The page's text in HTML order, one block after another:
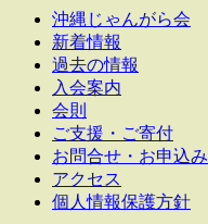
沖縄じゃんがら会
新着情報
過去の情報
入会案内
会則
ご支援・ご寄付
お問合せ・お申込み
アクセス
個人情報保護方針